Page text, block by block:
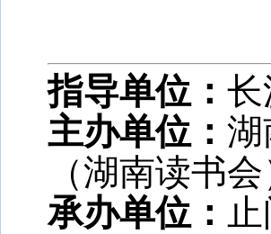
指导单位：
主办单位：
（湖南读书会
承办单位：